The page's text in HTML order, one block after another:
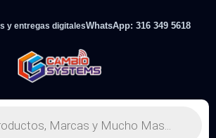
y entregas digitalesWhatsApp: 316 349 5618